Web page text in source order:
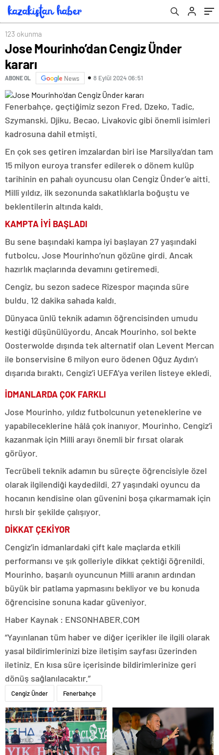
123 okunma
Jose Mourinho’dan Cengiz Ünder
kararı
ABONE OL News 8 Eylül 2024 06:51
Fenerbahçe, geçtiğimiz sezon Fred, Dzeko, Tadic,
Szymanski, Djiku, Becao, Livakovic gibi önemli isimleri
kadrosuna dahil etmişti.
En çok ses getiren imzalardan biri ise Marsilya’dan tam
15 milyon euroya transfer edilerek o dönem kulüp
tarihinin en pahalı oyuncusu olan Cengiz Ünder’e aitti.
Millî yıldız, ilk sezonunda sakatlıklarla boğuştu ve
beklentilerin altında kaldı.
KAMPTA İYİ BAŞLADI
Bu sene başındaki kampa iyi başlayan 27 yaşındaki
futbolcu, Jose Mourinho’nun gözüne girdi. Ancak
hazırlık maçlarında devamını getiremedi.
Cengiz, bu sezon sadece Rizespor maçında süre
buldu. 12 dakika sahada kaldı.
Dünyaca ünlü teknik adamın öğrencisinden umudu
kestiği düşünülüyordu. Ancak Mourinho, sol bekte
Oosterwolde dışında tek alternatif olan Levent Mercan
ile bonservisine 6 milyon euro ödenen Oğuz Aydın’ı
dışarıda bıraktı, Cengiz’i UEFA’ya verilen listeye ekledi.
İDMANLARDA ÇOK FARKLI
Jose Mourinho, yıldız futbolcunun yeteneklerine ve
yapabileceklerine hâlâ çok inanıyor. Mourinho, Cengiz’i
kazanmak için Milli arayı önemli bir fırsat olarak
görüyor.
Tecrübeli teknik adamın bu süreçte öğrencisiyle özel
olarak ilgilendiği kaydedildi. 27 yaşındaki oyuncu da
hocanın kendisine olan güvenini boşa çıkarmamak için
hırslı bir şekilde çalışıyor.
DİKKAT ÇEKİYOR
Cengiz’in idmanlardaki çift kale maçlarda etkili
performansı ve şık golleriyle dikkat çektiği öğrenildi.
Mourinho, başarılı oyuncunun Milli aranın ardından
büyük bir patlama yapmasını bekliyor ve bu konuda
öğrencisine sonuna kadar güveniyor.
Haber Kaynak : ENSONHABER.COM
“Yayınlanan tüm haber ve diğer içerikler ile ilgili olarak
yasal bildirimlerinizi bize iletişim sayfası üzerinden
iletiniz. En kısa süre içerisinde bildirimlerinize geri
dönüş sağlanılacaktır.”
Cengiz Ünder Fenerbahçe